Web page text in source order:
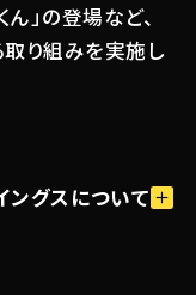
」の登場など、
り組みを実施し
ングスについて